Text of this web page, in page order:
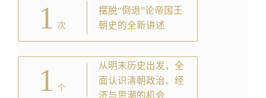
1 次
摆脱“倒退”论帝国王
朝史的全新讲述
1 个
从明末历史出发，全
面认识清朝政治、经
济与思潮的机会